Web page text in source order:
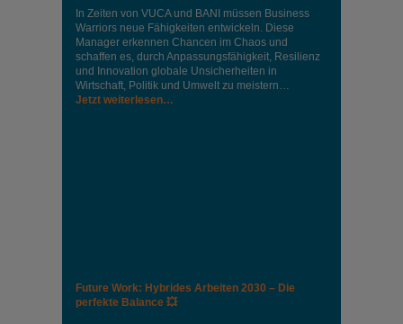
In Zeiten von VUCA und BANI müssen Business
Warriors neue Fähigkeiten entwickeln. Diese
Manager erkennen Chancen im Chaos und
schaffen es, durch Anpassungsfähigkeit, Resilienz
und Innovation globale Unsicherheiten in
Wirtschaft, Politik und Umwelt zu meistern…
Jetzt weiterlesen…
Future Work: Hybrides Arbeiten 2030 – Die
perfekte Balance 💥